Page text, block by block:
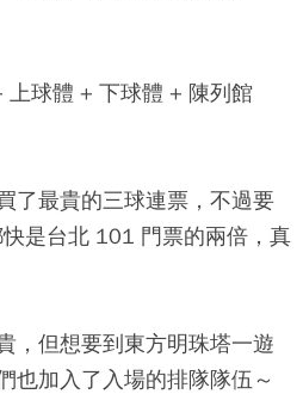
體 + 下球體 + 陳列館
了最貴的三球連票，不過要
是台北 101 門票的兩倍，真
，但想要到東方明珠塔一遊
也加入了入場的排隊隊伍～